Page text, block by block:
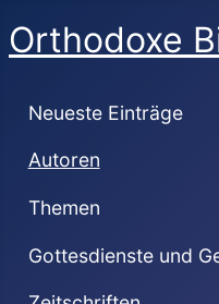
Orthodoxe
Neueste Einträge
Autoren
Themen
Gottesdienste und